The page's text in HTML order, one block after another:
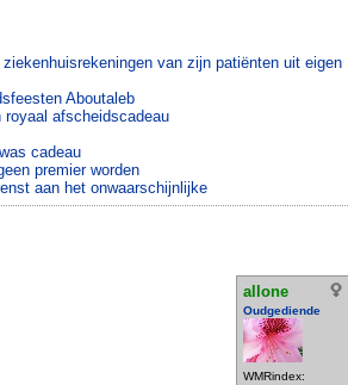
van zijn patiënten uit eigen
Aboutaleb
royaal afscheidscadeau
cadeau
premier worden
aan het onwaarschijnlijke
allone
Oudgediende
WMRindex: